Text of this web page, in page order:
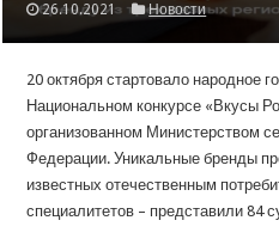
26.10.2021 Новости
20 октября стартовало народное
Национальном конкурсе «Вкусы
организованном Министерством
Федерации. Уникальные бренды
известных отечественным
специалитетов – представили 84